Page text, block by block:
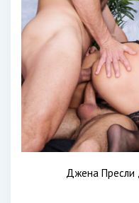
Джена Пресли